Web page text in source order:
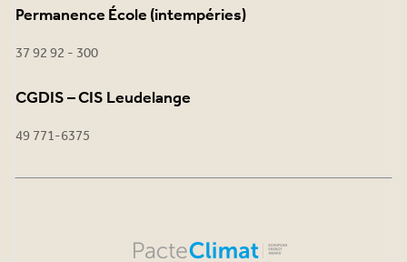
Permanence École (intempéries)
37 92 92 - 300
CGDIS – CIS Leudelange
49 771-6375